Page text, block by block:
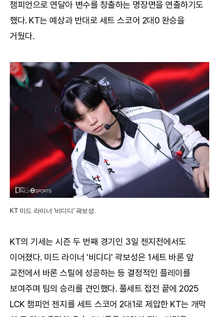
챔피언으로 연달아 변수를 창출하는 명장면을 연출하기도
했다. KT는 예상과 반대로 세트 스코어 2대0 완승을
거뒀다.
KT 미드 라이너 '비디디' 곽보성.
KT의 기세는 시즌 두 번째 경기인 3일 젠지전에서도
이어졌다. 미드 라이너 '비디디' 곽보성은 1세트 바론 앞
교전에서 바론 스틸에 성공하는 등 결정적인 플레이를
보여주며 팀의 승리를 견인했다. 풀세트 접전 끝에 2025
LCK 챔피언 젠지를 세트 스코어 2대1로 제압한 KT는 개막